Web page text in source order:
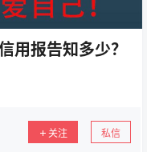
报告知多少？
关注 私信